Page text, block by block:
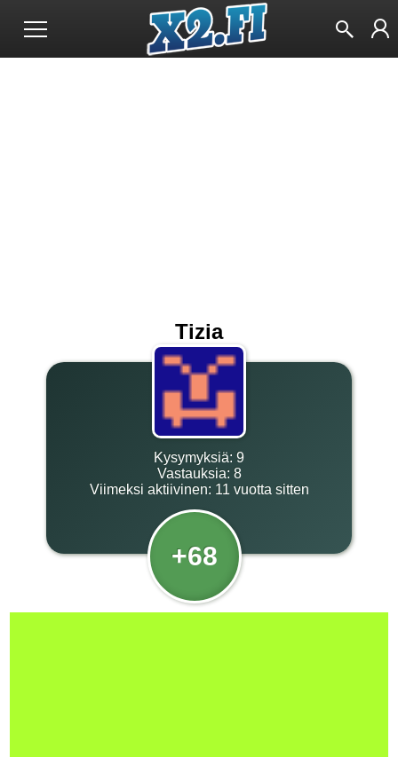
Tizia
Kysymyksiä: 9
Vastauksia: 8
Viimeksi aktiivinen: 11 vuotta sitten
+68